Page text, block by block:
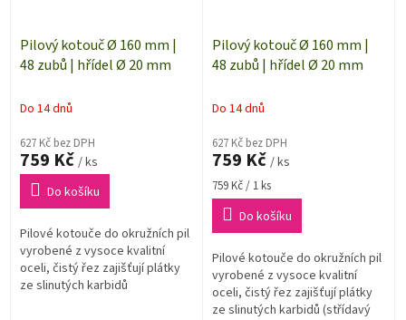
Pilový kotouč Ø 160 mm |
48 zubů | hřídel Ø 20 mm
Do 14 dnů
627 Kč bez DPH
759 Kč / ks
Do košíku
Pilové kotouče do okružních pil
vyrobené z vysoce kvalitní
oceli, čistý řez zajišťují plátky
ze slinutých karbidů
Pilový kotouč Ø 160 mm |
48 zubů | hřídel Ø 20 mm
Do 14 dnů
627 Kč bez DPH
759 Kč / ks
Měrná
cena:
759 Kč / 1 ks
Do košíku
Pilové kotouče do okružních pil
vyrobené z vysoce kvalitní
oceli, čistý řez zajišťují plátky
ze slinutých karbidů (střídavý